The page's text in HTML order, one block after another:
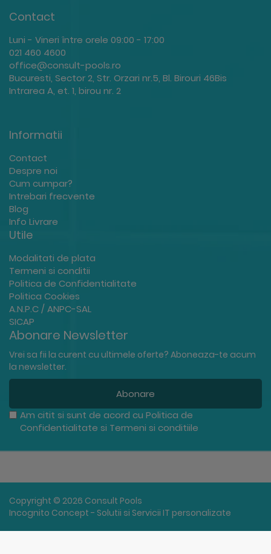
Contact
Luni - Vineri între orele 09:00 - 17:00
021 460 4600
office@consult-pools.ro
Bucuresti, Sector 2, Str. Orzari nr.5, Bl. Birouri 46Bis
Intrarea A, et. 1, birou nr. 2
Informatii
Contact
Despre noi
Cum cumpar?
Intrebari frecvente
Blog
Info Livrare
Utile
Modalitati de plata
Termeni si conditii
Politica de Confidentialitate
Politica Cookies
A.N.P.C / ANPC-SAL
SICAP
Abonare Newsletter
Vrei sa fii la curent cu ultimele oferte? Aboneaza-te acum
la newsletter.
Abonare
Am citit si sunt de acord cu Politica de
Confidentialitate si Termeni si conditiile
Copyright © 2026 Consult Pools
Incognito Concept - Solutii si Servicii IT personalizate